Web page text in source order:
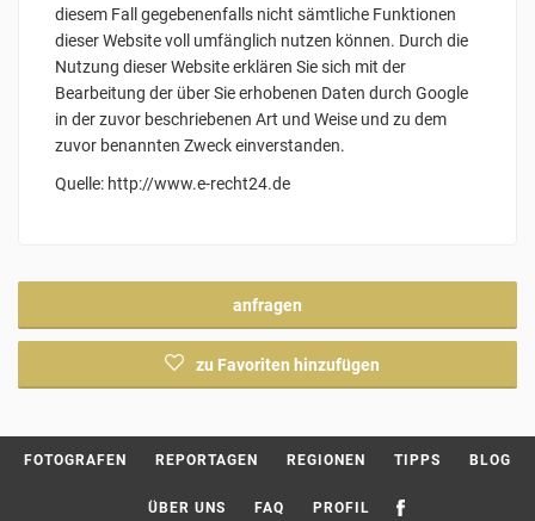
diesem Fall gegebenenfalls nicht sämtliche Funktionen
dieser Website voll umfänglich nutzen können. Durch die
Nutzung dieser Website erklären Sie sich mit der
Bearbeitung der über Sie erhobenen Daten durch Google
in der zuvor beschriebenen Art und Weise und zu dem
zuvor benannten Zweck einverstanden.
Quelle: http://www.e-recht24.de
anfragen
zu Favoriten hinzufügen
FOTOGRAFEN REPORTAGEN REGIONEN TIPPS BLOG
ÜBER UNS FAQ PROFIL